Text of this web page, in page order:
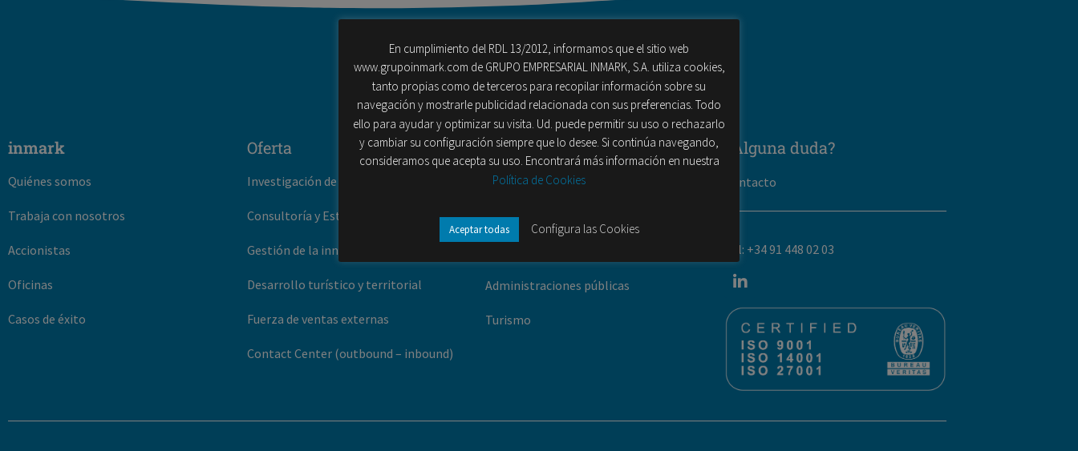
inmark
Quiénes somos
Trabaja con nosotros
Accionistas
Oficinas
Casos de éxito
Oferta
Investigación de Mercado Multicliente
Consultoría y Estudios (Ad Hoc)
Gestión de la innovación
Desarrollo turístico y territorial
Fuerza de ventas externas
Contact Center (outbound – inbound)
Sectores
Banca y seguros
Telecomunciaciones
Administraciones públicas
Turismo
¿Alguna duda?
Contacto
Tel: +34 91 448 02 03
En cumplimiento del RDL 13/2012, informamos que el sitio web
www.grupoinmark.com de GRUPO EMPRESARIAL INMARK, S.A. utiliza cookies,
tanto propias como de terceros para recopilar información sobre su
navegación y mostrarle publicidad relacionada con sus preferencias. Todo
ello para ayudar y optimizar su visita. Ud. puede permitir su uso o rechazarlo
y cambiar su configuración siempre que lo desee. Si continúa navegando,
consideramos que acepta su uso. Encontrará más información en nuestra
Política de Cookies
Aceptar todas Configura las Cookies